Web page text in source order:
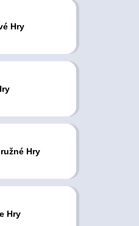
Hry
Hry
Hry